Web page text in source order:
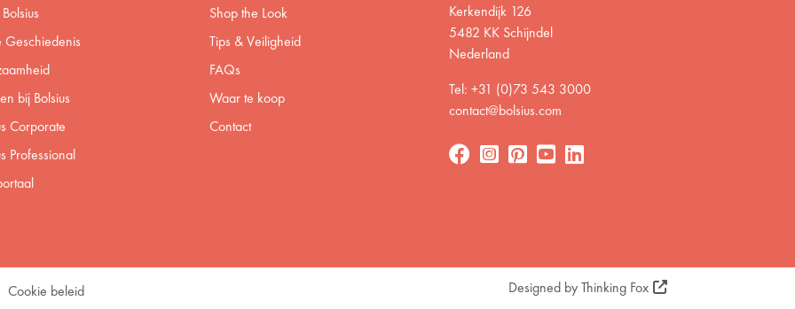
bij Bolsius
Corporate
Professional
Shop the Look
Tips & Veiligheid
FAQs
Waar te koop
Contact
Kerkendijk 126
5482 KK Schijndel
Nederland
Tel: +31 (0)73 543 3000
contact@bolsius.com
Cookie beleid Designed byThinking Fox